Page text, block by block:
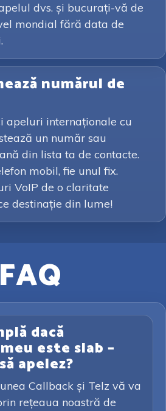
dvs. și bucurați-vă de
mondial fără data de
numărul de
apeluri internaționale cu
un număr sau
din lista ta de contacte.
mobil, fie unul fix.
VoIP de o claritate
destinație din lume!
FAQ
dacă
este slab –
apelez?
Callback și Telz vă va
rețeaua noastră de